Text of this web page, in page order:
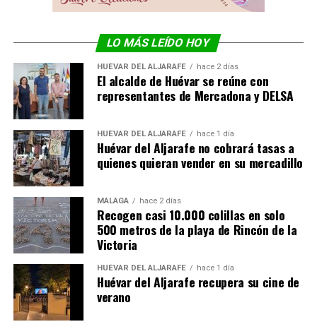
LO MÁS LEÍDO HOY
HUÉVAR DEL ALJARAFE hace 2 días
El alcalde de Huévar se reúne con
representantes de Mercadona y DELSA
HUÉVAR DEL ALJARAFE hace 1 día
Huévar del Aljarafe no cobrará tasas a
quienes quieran vender en su mercadillo
MÁLAGA hace 2 días
Recogen casi 10.000 colillas en solo
500 metros de la playa de Rincón de la
Victoria
HUÉVAR DEL ALJARAFE hace 1 día
Huévar del Aljarafe recupera su cine de
verano